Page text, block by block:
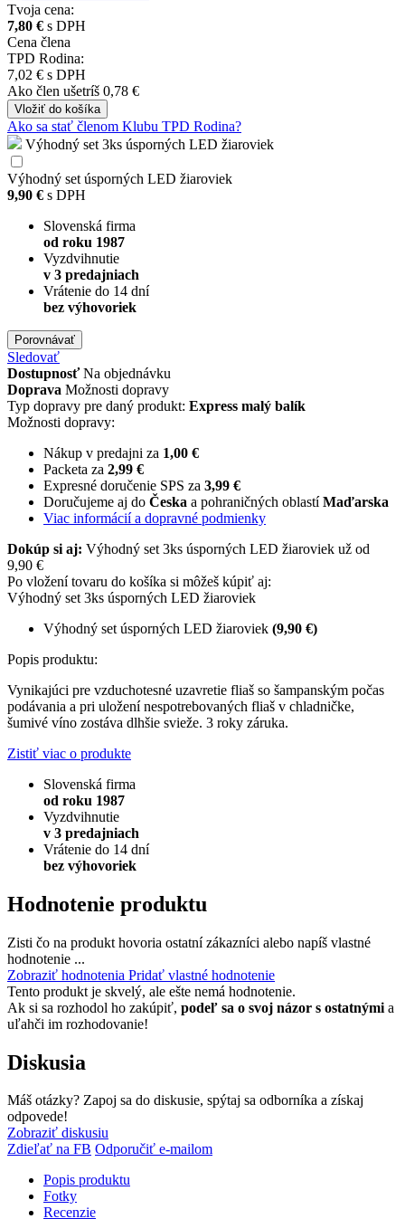
Tvoja cena:
7,80 € s DPH
Cena člena
TPD Rodina:
7,02 € s DPH
Ako člen ušetríš 0,78 €
Vložiť do košíka
Ako sa stať členom Klubu TPD Rodina?
Výhodný set 3ks úsporných LED žiaroviek
Výhodný set úsporných LED žiaroviek
9,90 € s DPH
Slovenská firma
od roku 1987
Vyzdvihnutie
v 3 predajniach
Vrátenie do 14 dní
bez výhovoriek
Porovnávať
Sledovať
Dostupnosť Na objednávku
Doprava Možnosti dopravy
Typ dopravy pre daný produkt: Express malý balík
Možnosti dopravy:
Nákup v predajni za 1,00 €
Packeta za 2,99 €
Expresné doručenie SPS za 3,99 €
Doručujeme aj do Česka a pohraničných oblastíMaďarska
Viac informácií a dopravné podmienky
Dokúp si aj: Výhodný set 3ks úsporných LED žiaroviek už od
9,90 €
Po vložení tovaru do košíka si môžeš kúpiť aj:
Výhodný set 3ks úsporných LED žiaroviek
Výhodný set úsporných LED žiaroviek (9,90 €)
Popis produktu:
Vynikajúci pre vzduchotesné uzavretie fliaš so šampanským počas
podávania a pri uložení nespotrebovaných fliaš v chladničke,
šumivé víno zostáva dlhšie svieže. 3 roky záruka.
Zistiť viac o produkte
Slovenská firma
od roku 1987
Vyzdvihnutie
v 3 predajniach
Vrátenie do 14 dní
bez výhovoriek
Hodnotenie produktu
Zisti čo na produkt hovoria ostatní zákazníci alebo napíš vlastné
hodnotenie ...
Zobraziť hodnotenia Pridať vlastné hodnotenie
Tento produkt je skvelý, ale ešte nemá hodnotenie.
Ak si sa rozhodol ho zakúpiť, podeľ sa o svoj názor s ostatnými a
uľahči im rozhodovanie!
Diskusia
Máš otázky? Zapoj sa do diskusie, spýtaj sa odborníka a získaj
odpovede!
Zobraziť diskusiu
Zdieľať na FB Odporučiť e-mailom
Popis produktu
Fotky
Recenzie